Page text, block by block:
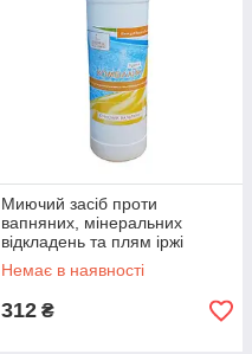
Миючий засіб проти
вапняних, мінеральних
відкладень та плям іржі
Комбілайн 1 л
Немає в наявності
312 ₴